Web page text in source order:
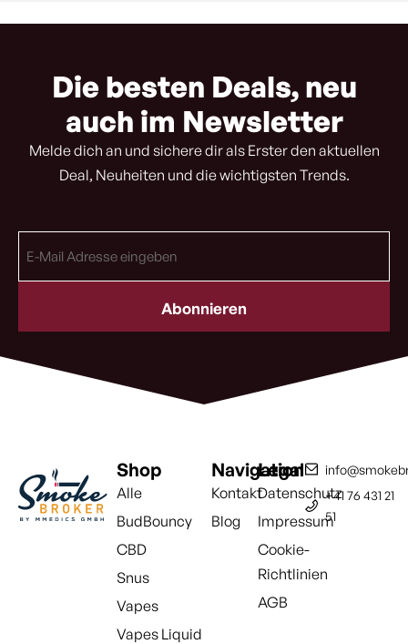
Die besten Deals, neu
auch im Newsletter
Melde dich an und sichere dir als Erster den aktuellen
Deal, Neuheiten und die wichtigsten Trends.
Mail
Shop
Alle
BudBouncy
CBD
Snus
Vapes
Vapes Liquid
Navigation
Kontakt
Blog
Legal
Datenschutz
Impressum
Cookie-
Richtlinien
AGB
+41 76 431 21
51